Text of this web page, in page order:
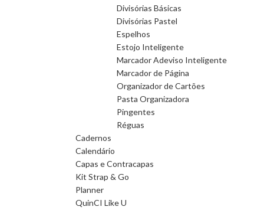
Divisórias Básicas
Divisórias Pastel
Espelhos
Estojo Inteligente
Marcador Adeviso Inteligente
Marcador de Página
Organizador de Cartões
Pasta Organizadora
Pingentes
Réguas
Cadernos
Calendário
Capas e Contracapas
Kit Strap & Go
Planner
QuinCI Like U